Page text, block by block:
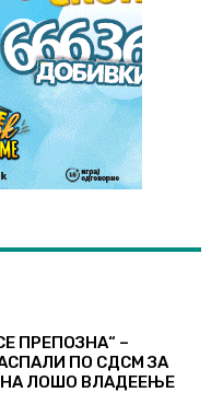
ПРЕПОЗНА“ –
ПО СДСМ ЗА
ЛОШО ВЛАДЕЕЊЕ